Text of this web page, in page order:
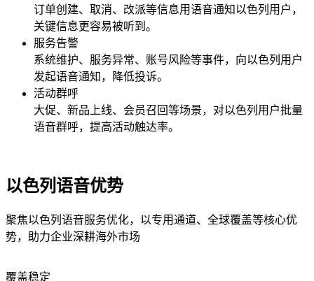
订单创建、取消、改派等信息用语音通知以色列 用户，
关键信息更容易被听到。
服务告警
系统维护、服务异常、账号风险等事件，向以色列 用户
发起语音通知，降低投诉。
活动群呼
大促、新品上线、会员召回等场景，对以色列 用户批量
语音群呼，提高活动触达率。
以色列语音优势
聚焦以色列语音服务优化，以专用通道、全球覆盖等核心优
势，助力企业深耕海外市场
覆盖稳定